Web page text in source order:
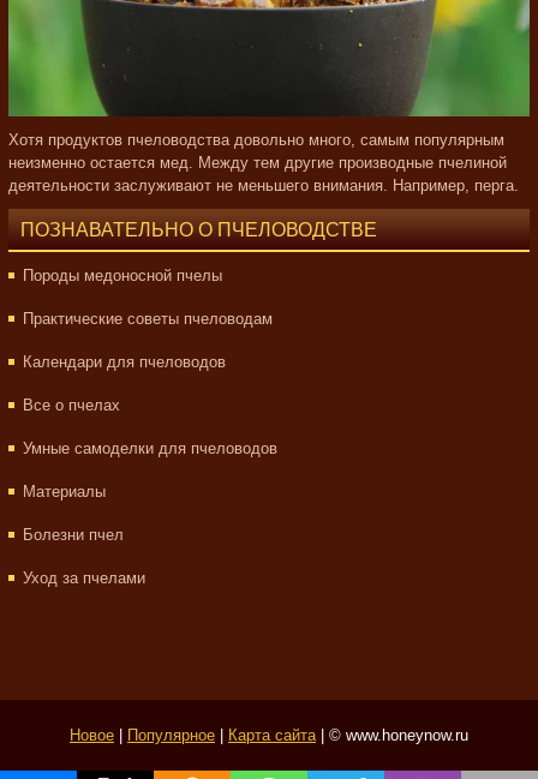
Хотя продуктов пчеловодства довольно много, самым популярным
неизменно остается мед. Между тем другие производные пчелиной
деятельности заслуживают не меньшего внимания. Например, перга.
ПОЗНАВАТЕЛЬНО О ПЧЕЛОВОДСТВЕ
Породы медоносной пчелы
Практические советы пчеловодам
Календари для пчеловодов
Все о пчелах
Умные самоделки для пчеловодов
Материалы
Болезни пчел
Уход за пчелами
Новое Популярное Карта сайта| © www.honeynow.ru